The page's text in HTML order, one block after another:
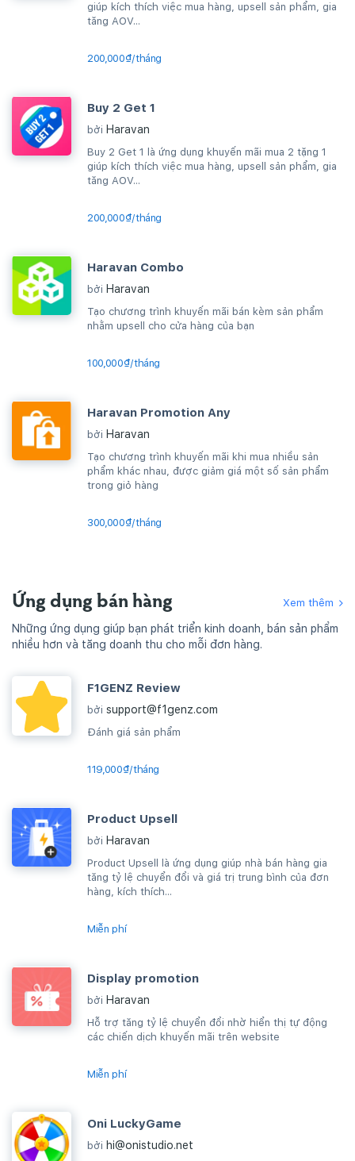
giúp kích thích việc mua hàng, upsell sản phẩm, gia
tăng AOV...
200,000₫/tháng
Buy 2 Get 1
bởi Haravan
Buy 2 Get 1 là ứng dụng khuyến mãi mua 2 tặng 1
giúp kích thích việc mua hàng, upsell sản phẩm, gia
tăng AOV...
200,000₫/tháng
Haravan Combo
bởi Haravan
Tạo chương trình khuyến mãi bán kèm sản phẩm
nhằm upsell cho cửa hàng của bạn
100,000₫/tháng
Haravan Promotion Any
bởi Haravan
Tạo chương trình khuyến mãi khi mua nhiều sản
phẩm khác nhau, được giảm giá một số sản phẩm
trong giỏ hàng
300,000₫/tháng
Ứng dụng bán hàng Xem thêm
Những ứng dụng giúp bạn phát triển kinh doanh, bán sản phẩm
nhiều hơn và tăng doanh thu cho mỗi đơn hàng.
F1GENZ Review
bởi support@f1genz.com
Đánh giá sản phẩm
119,000₫/tháng
Product Upsell
bởi Haravan
Product Upsell là ứng dụng giúp nhà bán hàng gia
tăng tỷ lệ chuyển đổi và giá trị trung bình của đơn
hàng, kích thích...
Miễn phí
Display promotion
bởi Haravan
Hỗ trợ tăng tỷ lệ chuyển đổi nhờ hiển thị tự động
các chiến dịch khuyến mãi trên website
Miễn phí
Oni LuckyGame
bởi hi@onistudio.net